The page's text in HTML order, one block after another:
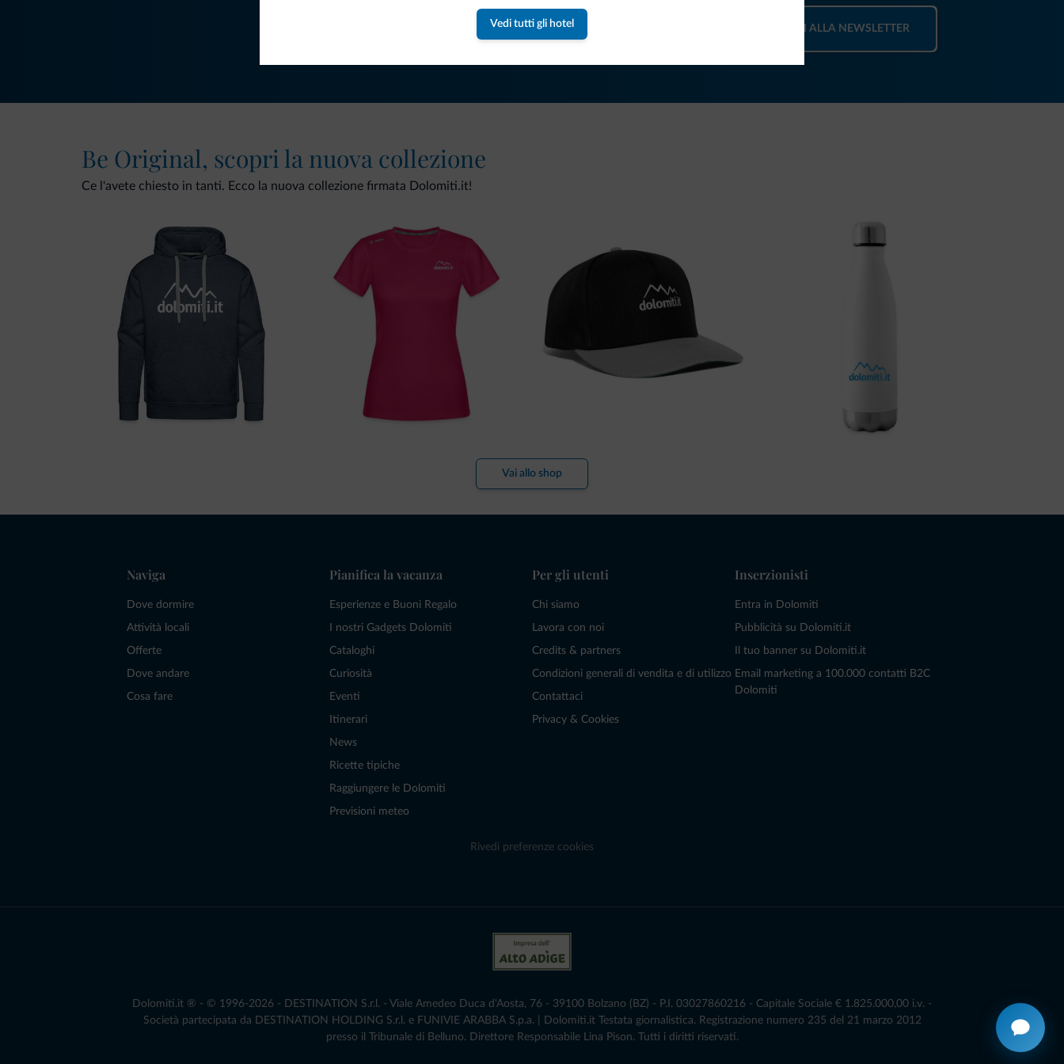
Vedi tutti gli hotel ISCRIVITI ALLA NEWSLETTER
Be Original, scopri la nuova collezione
Ce l'avete chiesto in tanti. Ecco la nuova collezione firmata Dolomiti.it!
Vai allo shop
Naviga
Dove dormire
Attività locali
Offerte
Dove andare
Cosa fare
Pianifica la vacanza
Esperienze e Buoni Regalo
I nostri Gadgets Dolomiti
Cataloghi
Curiosità
Eventi
Itinerari
News
Ricette tipiche
Raggiungere le Dolomiti
Previsioni meteo
Per gli utenti
Chi siamo
Lavora con noi
Credits & partners
Condizioni generali di vendita e di utilizzo
Contattaci
Privacy & Cookies
Inserzionisti
Entra in Dolomiti
Pubblicità su Dolomiti.it
Il tuo banner su Dolomiti.it
Email marketing a 100.000 contatti B2C
Dolomiti
Rivedi preferenze cookies
Dolomiti.it ® - © 1996-2026 - DESTINATION S.r.l. - Viale Amedeo Duca d'Aosta, 76 - 39100 Bolzano (BZ) - P.I. 03027860216 - Capitale Sociale € 1.825.000,00 i.v. -
Società partecipata da DESTINATION HOLDING S.r.l. e FUNIVIE ARABBA S.p.a. | Dolomiti.it Testata giornalistica. Registrazione numero 235 del 21 marzo 2012
presso il Tribunale di Belluno.­ Direttore Responsabile Lina Pison. Tutti i diritti riservati.